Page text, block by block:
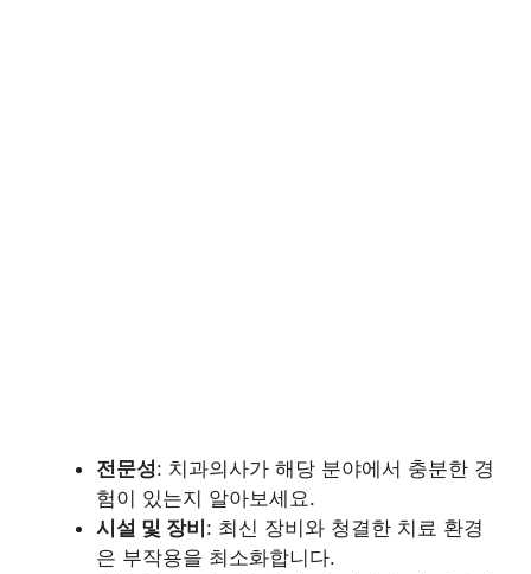
전문성: 치과의사가 해당 분야에서 충분한 경
험이 있는지 알아보세요.
시설 및 장비 : 최신 장비와 청결한 치료 환경
은 부작용을 최소화합니다.